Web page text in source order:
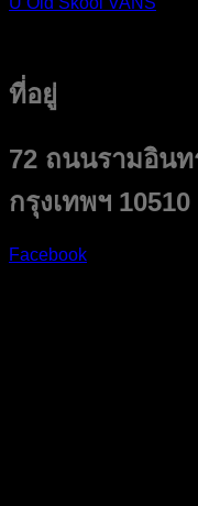
ที่อยู่
72 ถนนรามอิน
กรุงเทพฯ 10510
Facebook